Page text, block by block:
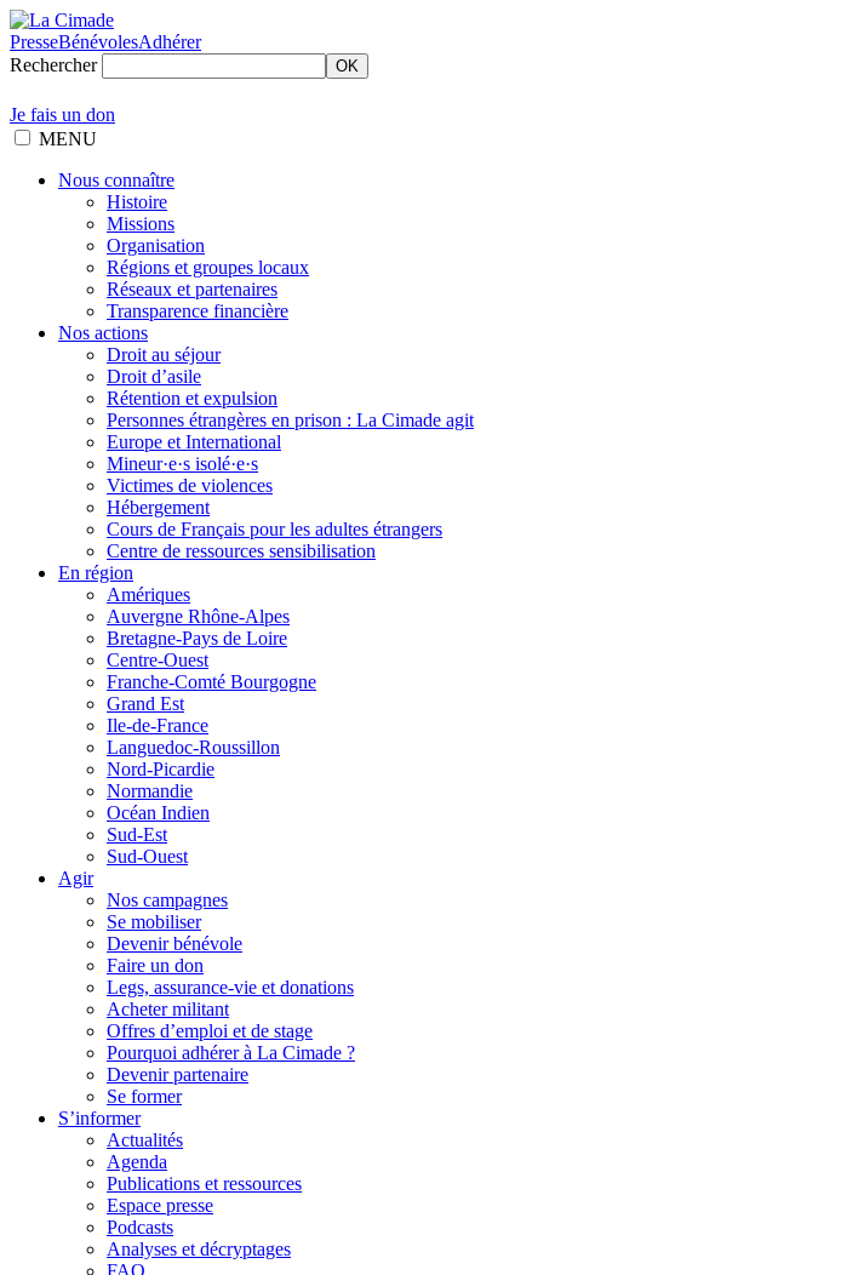
PresseBénévolesAdhérer
Rechercher
OK
Je fais un don
MENU
Nous connaître
Histoire
Missions
Organisation
Régions et groupes locaux
Réseaux et partenaires
Transparence financière
Nos actions
Droit au séjour
Droit d’asile
Rétention et expulsion
Personnes étrangères en prison : La Cimade agit
Europe et International
Mineur·e·s isolé·e·s
Victimes de violences
Hébergement
Cours de Français pour les adultes étrangers
Centre de ressources sensibilisation
En région
Amériques
Auvergne Rhône-Alpes
Bretagne-Pays de Loire
Centre-Ouest
Franche-Comté Bourgogne
Grand Est
Ile-de-France
Languedoc-Roussillon
Nord-Picardie
Normandie
Océan Indien
Sud-Est
Sud-Ouest
Agir
Nos campagnes
Se mobiliser
Devenir bénévole
Faire un don
Legs, assurance-vie et donations
Acheter militant
Offres d’emploi et de stage
Pourquoi adhérer à La Cimade ?
Devenir partenaire
Se former
S’informer
Actualités
Agenda
Publications et ressources
Espace presse
Podcasts
Analyses et décryptages
FAQ